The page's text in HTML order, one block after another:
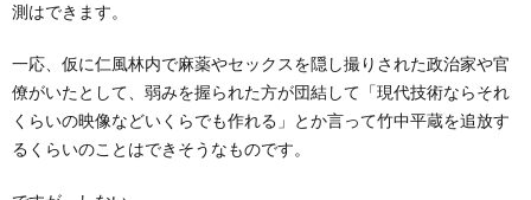
測はできます。
一応、仮に仁風林内で麻薬やセックスを隠し撮りされた政治家や官
僚がいたとして、弱みを握られた方が団結して「現代技術ならそれ
くらいの映像などいくらでも作れる」とか言って竹中平蔵を追放す
るくらいのことはできそうなものです。